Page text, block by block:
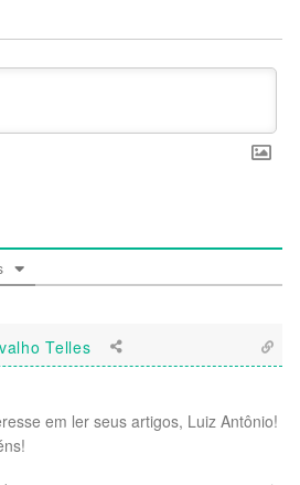
Telles
em ler seus artigos, Luiz Antônio!